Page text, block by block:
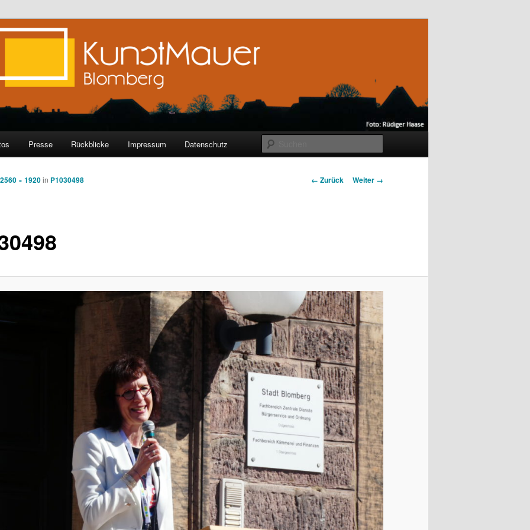
Presse Rückblicke Impressum Datenschutz
Bilder-
← Zurück Weiter →
2560 × 1920in P1030498